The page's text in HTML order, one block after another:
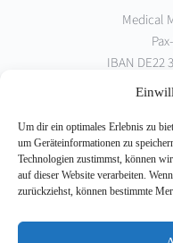
Um dir ein optimales Erlebnis zu
um Geräteinformationen zu
Technologien zustimmst, können
auf dieser Website verarbeiten.
zurückziehst, können bestimmte
Medical
IBAN DE22